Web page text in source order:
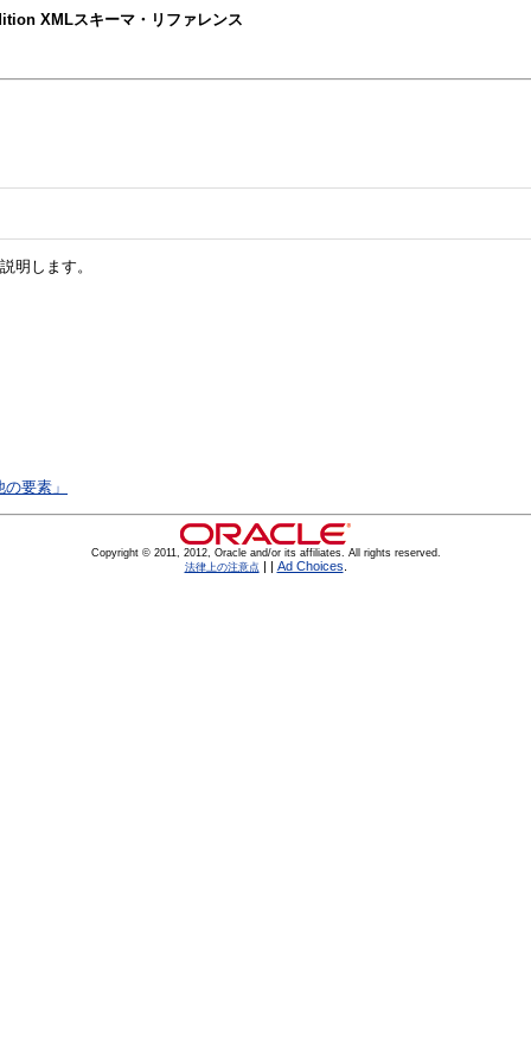
XMLスキーマ・リファレンス
明します。
要素」
Copyright © 2011, 2012, Oracle and/or its affiliates. All rights reserved.
法律上の注意点
Ad Choices